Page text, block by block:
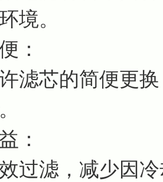
境。
：
滤芯的简便更
：
过滤，减少因